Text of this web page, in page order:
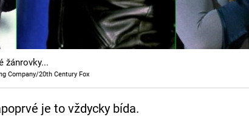
žánrovky...
Company/20th Century Fox
je to vždycky bída.